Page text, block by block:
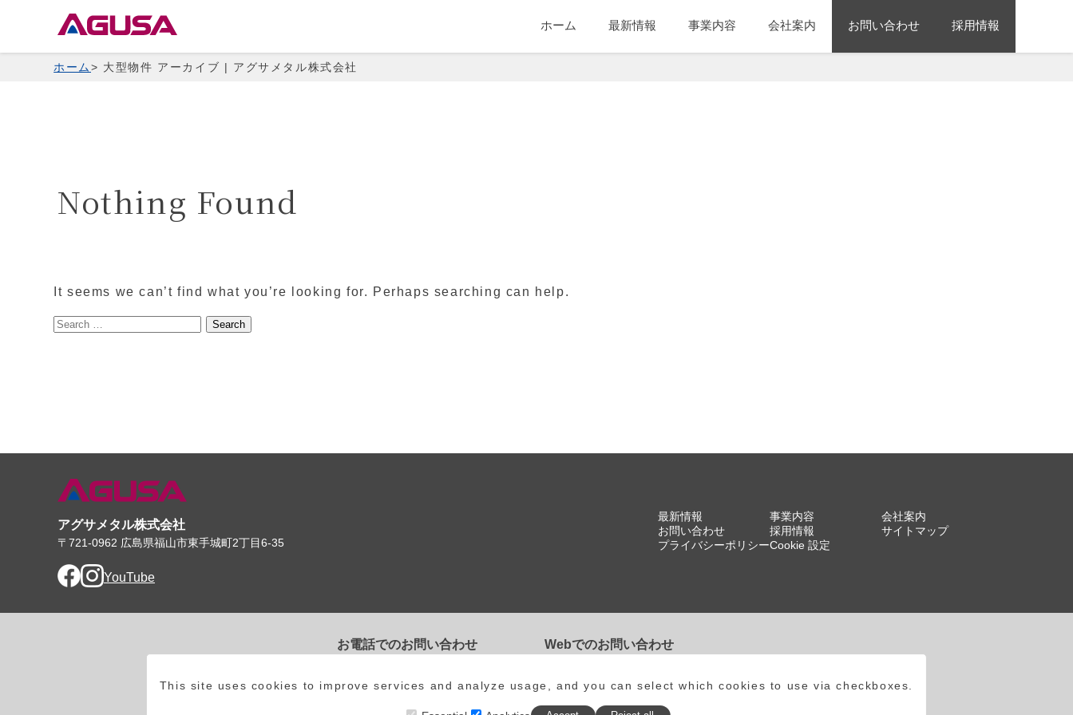
ホーム 最新情報 事業内容 会社案内 お問い合わせ 採用情報
ホーム 大型物件 アーカイブ | アグサメタル株式会社
Nothing Found
It seems we can’t find what you’re looking for. Perhaps searching can help.
Search
アグサメタル株式会社
〒721-0962 広島県福山市東手城町2丁目6-35
Facebook
Instagram
YouTube
お電話でのお問い合わせ
084-983-3761
Webでのお問い合わせ
最新情報 事業内容
会社案内
お問い合わせ
採用情報
サイトマップ
プライバシーポリシーCookie 設定
This site uses cookies to improve services and analyze usage, and you can select which cookies to use via checkboxes.